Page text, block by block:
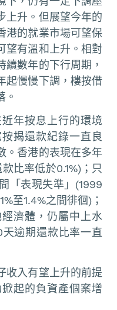
上升。但展望今年的
港的就業市場可望保
望有溫和上升。相對
續數年的下行周期，
起慢慢下調，樓按借
。
年按息上行的環境
揭還款紀錄一直良
。香港的表現在多年
比率低於0.1%)；只
「表現失準」(1999
至1.4%之間徘徊)；
濟體，仍屬中上水
逾期還款比率一直
收入有望上升的前提
起的負資產個案增